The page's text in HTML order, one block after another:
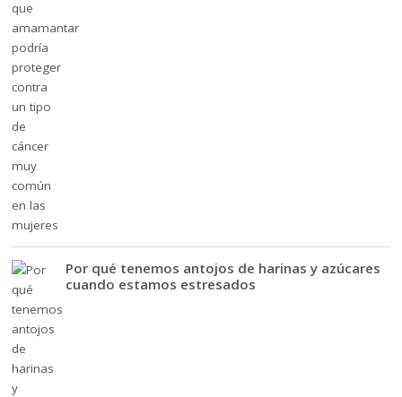
Por qué tenemos antojos de harinas y azúcares
cuando estamos estresados